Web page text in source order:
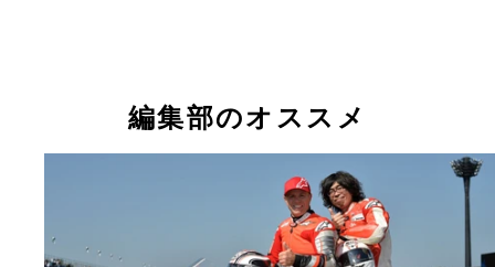
編集部のオススメ